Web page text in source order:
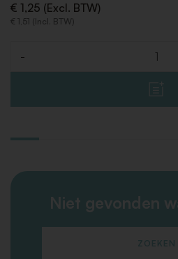
€ 1,25 (Excl. BTW)
€ 1,51 (Incl. BTW)
-
Niet gevonden
ZOEKEN